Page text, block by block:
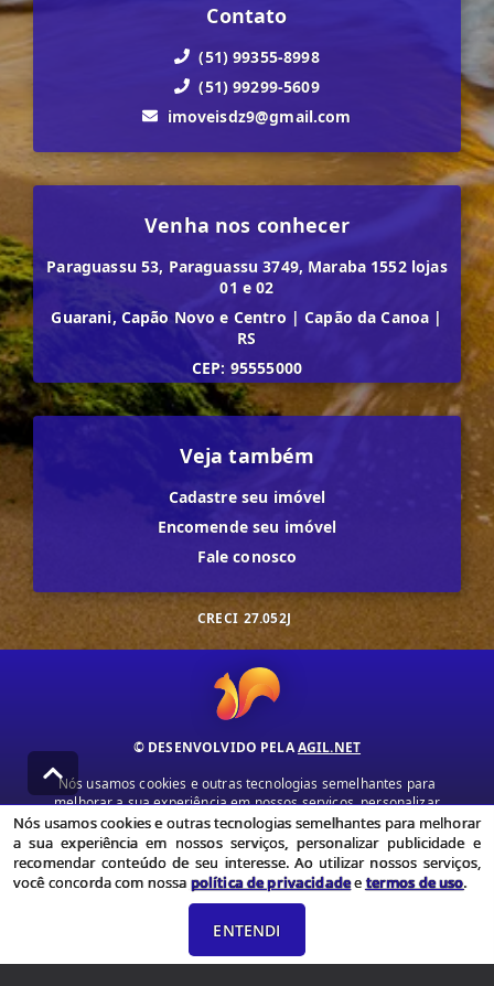
Contato
(51) 99355-8998
(51) 99299-5609
imoveisdz9@gmail.com
Venha nos conhecer
Paraguassu 53, Paraguassu 3749, Maraba 1552 lojas
01 e 02
Guarani, Capão Novo e Centro | Capão da Canoa |
RS
CEP: 95555000
Veja também
Cadastre seu imóvel
Encomende seu imóvel
Fale conosco
CRECI 27.052J
© DESENVOLVIDO PELAAGIL.NET
Nós usamos cookies e outras tecnologias semelhantes para
melhorar a sua experiência em nossos serviços, personalizar
publicidade e recomendar conteúdo de seu interesse. Ao utilizar
nossos serviços, você concorda com nossa política de privacidade e
termos de uso.
Política de Privacidade Termos de uso
Nós usamos cookies e outras tecnologias semelhantes para melhorar
a sua experiência em nossos serviços, personalizar publicidade e
recomendar conteúdo de seu interesse. Ao utilizar nossos serviços,
você concorda com nossa política de privacidadeetermos de uso.
ENTENDI